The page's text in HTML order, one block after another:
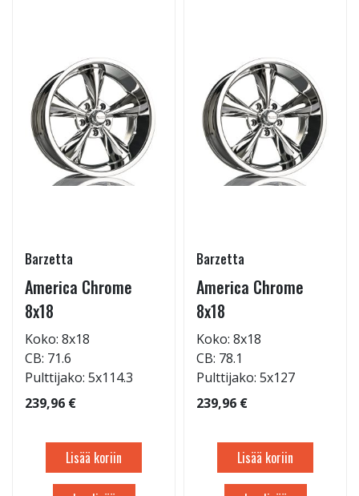
Barzetta
America Chrome
8x18
Koko: 8x18
CB: 71.6
Pulttijako: 5x114.3
239,96 €
Lisää koriin
Barzetta
America Chrome
8x18
Koko: 8x18
CB: 78.1
Pulttijako: 5x127
239,96 €
Lisää koriin